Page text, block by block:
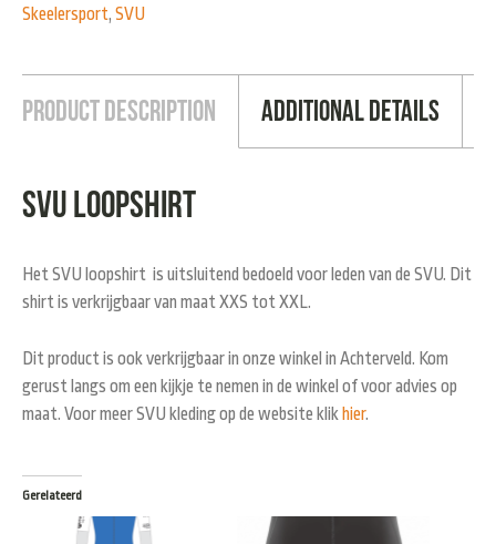
Skeelersport, SVU
Product Description Additional Details
SVU loopshirt
Het SVU loopshirt is uitsluitend bedoeld voor leden van de SVU. Dit
shirt is verkrijgbaar van maat XXS tot XXL.
Dit product is ook verkrijgbaar in onze winkel in Achterveld. Kom
gerust langs om een kijkje te nemen in de winkel of voor advies op
maat. Voor meer SVU kleding op de website klik hier.
Gerelateerd